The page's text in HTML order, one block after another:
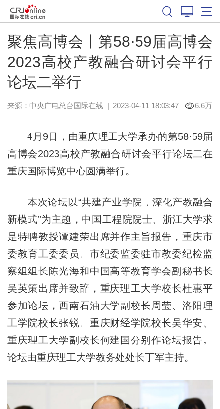
聚焦高博会丨第58·59届高博会
2023高校产教融合研讨会平行
论坛二举行
来源：中央广电总台国际在线| 2023-04-11 18:03:47 6.6万
4月9日，由重庆理工大学承办的第58·59届
高博会2023高校产教融合研讨会平行论坛二在
重庆国际博览中心圆满举行。
本次论坛以“共建产业学院，深化产教融合
新模式”为主题，中国工程院院士、浙江大学求
是特聘教授谭建荣出席并作主旨报告，重庆市
委教育工委委员、市纪委监委驻市教委纪检监
察组组长陈光海和中国高等教育学会副秘书长
吴英策出席并致辞，重庆理工大学校长杜惠平
参加论坛，西南石油大学副校长周莹、洛阳理
工学院校长张锐、重庆财经学院校长吴华安、
重庆理工大学副校长何建国分别作论坛报告。
论坛由重庆理工大学教务处处长丁军主持。